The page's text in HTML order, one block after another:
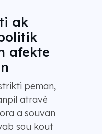
ak
afekte
peman,
atravè
a souvan
sou kout